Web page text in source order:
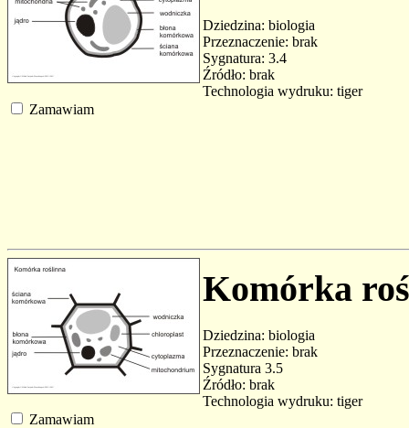
Dziedzina: biologia
Przeznaczenie: brak
Sygnatura: 3.4
Źródło: brak
Technologia wydruku: tiger
Zamawiam
Komórka
Dziedzina: biologia
Przeznaczenie: brak
Sygnatura 3.5
Źródło: brak
Technologia wydruku: tiger
Zamawiam